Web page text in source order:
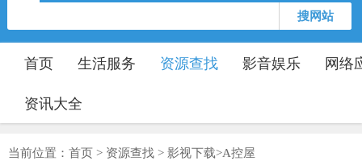
搜网站
首页 生活服务 资源查找 影音娱乐 网络
资讯大全
当前位置： 首页 > 资源查找 > 影视下载>A控屋